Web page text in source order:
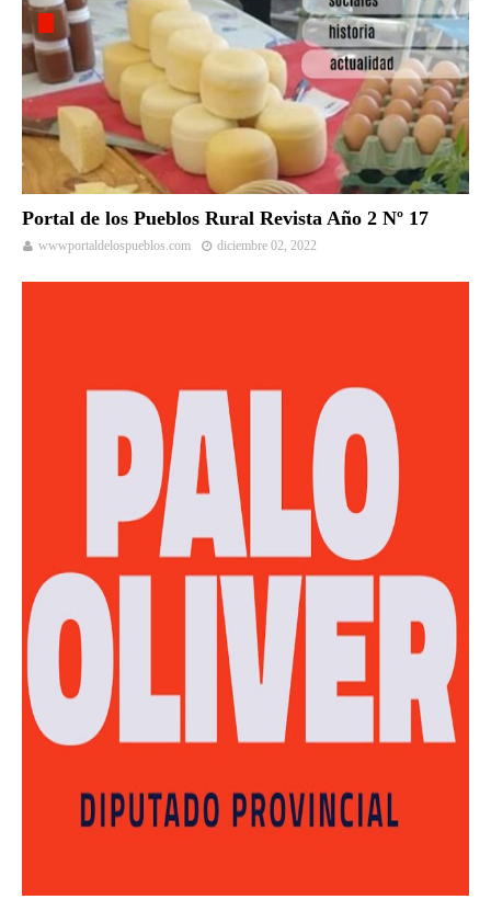
Portal de los Pueblos Rural Revista Año 2 Nº 17
wwwportaldelospueblos.com diciembre 02, 2022